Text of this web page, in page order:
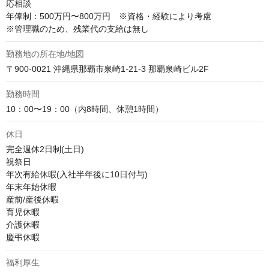
応相談
年俸制：500万円〜800万円　※資格・経験により考慮
※管理職のため、残業代の支給は無し
勤務地の所在地/地図
〒900-0021 沖縄県那覇市泉崎1-21-3 那覇泉崎ビル2F
勤務時間
10：00〜19：00（内8時間、休憩1時間）
休日
完全週休2日制(土日)
祝祭日
年次有給休暇(入社半年後に10日付与)
年末年始休暇
産前/産後休暇
育児休暇
介護休暇
慶弔休暇
福利厚生